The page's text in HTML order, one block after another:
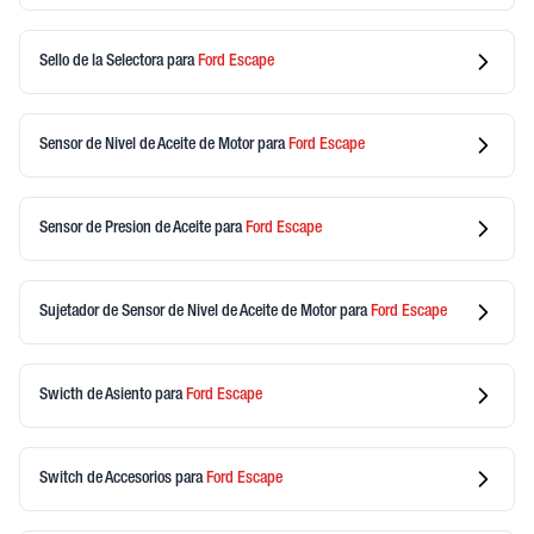
Sello de la Selectorapara Ford Escape
Sensor de Nivel de Aceite de Motorpara Ford Escape
Sensor de Presion de Aceite para Ford Escape
Sujetador de Sensor de Nivel de Aceite de Motorpara Ford Escape
Swicth de Asiento para Ford Escape
Switch de Accesorios para Ford Escape